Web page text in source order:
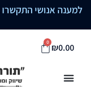
למענה אנושי התקשרו בשעות 09:00-
₪0.00
0